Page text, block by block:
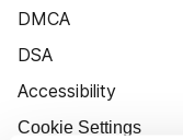
DMCA
DSA
Accessibility
Cookie Settings